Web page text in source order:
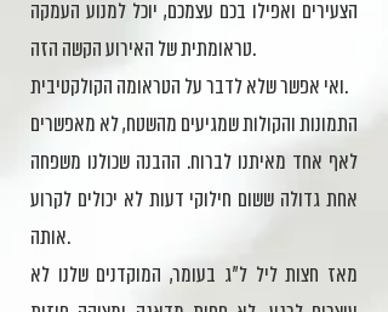
הצעירים ואפילו בכם עצמכם, יוכל למנוע העמקה
טראומתית של האירוע הקשה הזה.
ואי אפשר שלא לדבר על הטראומה הקולקטיבית.
התמונות והקולות שמגיעים מהשטח, לא מאפשרים
לאף אחד מאיתנו לברוח. ההבנה שכולנו משפחה
אחת גדולה ששום חילוקי דעות לא יכולים לקרוע
אותה.
מאז חצות ליל ל"ג בעומר, המוקדנים שלנו לא